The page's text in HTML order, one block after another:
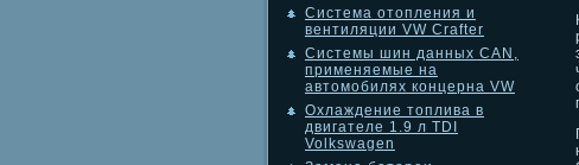
Система отопления и
вентиляции VW Crafter
Системы шин данных CAN,
применяемые на
автомобилях концерна VW
Охлаждение топлива в
двигателе 1.9 л TDI
Volkswagen